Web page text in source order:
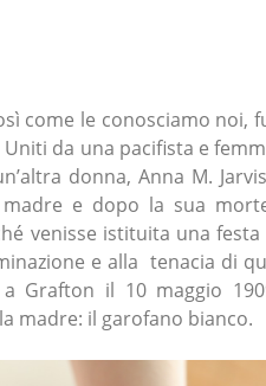
come le conosciamo noi,
da una pacifista e
donna, Anna M.
e dopo la sua
venisse istituita una
e alla tenacia di
Grafton il 10 maggio
madre: il garofano bianco.